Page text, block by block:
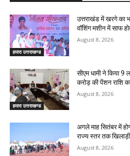
हमारा उत्तराखण्ड
उत्तराखंड में खरगे का
वॉशिंग मशीन में साफ
August 8, 2026
हमारा उत्तराखण्ड
सीएम धामी ने किया 9
करोड़ की पेंशन राशि
August 8, 2026
अगले माह सितंबर में
राज्य स्तर तक
August 8, 2026